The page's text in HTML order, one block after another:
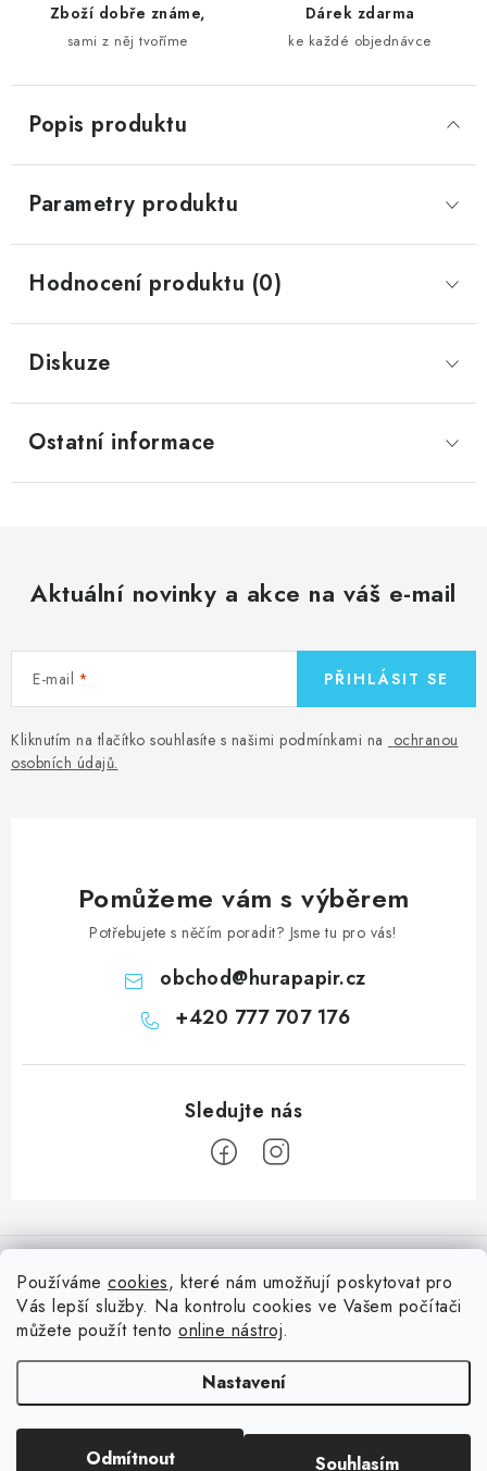
Používáme cookies, které nám umožňují poskytovat pro
Vás lepší služby. Na kontrolu cookies ve Vašem počítači
můžete použít tento online nástroj.
Nastavení
Odmítnout Souhlasím
Zboží dobře známe,
sami z něj tvoříme
Dárek zdarma
ke každé objednávce
Popis produktu
Parametry produktu
Hodnocení produktu (0)
Diskuze
Ostatní informace
Aktuální novinky a akce na váš e-mail
E-mail
Kliknutím na tlačítko souhlasíte s našimi podmínkami na ochranou
osobních údajů.
PŘIHLÁSIT SE
Pomůžeme vám s výběrem
Potřebujete s něčím poradit? Jsme tu pro vás!
obchod@hurapapir.cz
+420 777 707 176
á
Doprava
Oblíbené ♥️
Nepřehlédněte
Blog s nápady a návody
Slovník pojmů, české návody
. Všechna práva vyhrazena.Upravit nastavení